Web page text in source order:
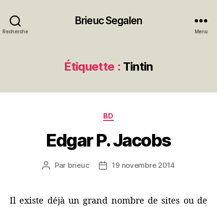
Recherche
Brieuc Segalen
Menu
Étiquette : Tintin
Catégories
BD
Edgar P. Jacobs
Auteur
Par brieuc
Date19 novembre 2014
Il existe déjà un grand nombre de sites ou de